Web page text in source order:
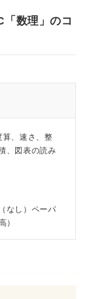
）
）
）
）
）
「数理」のコ
算、速さ、整
、図表の読み
なし）ペーパ
）
のコツ
ストの専門家によ